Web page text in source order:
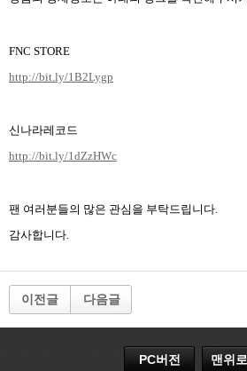
FNC STORE
http://bit.ly/1B2Lygp
신나라레코드
http://bit.ly/1dZzHWc
팬 여러분들의 많은 관심을 부탁드립니다
감사합니다.
이전글 다음글
PC버전 맨위